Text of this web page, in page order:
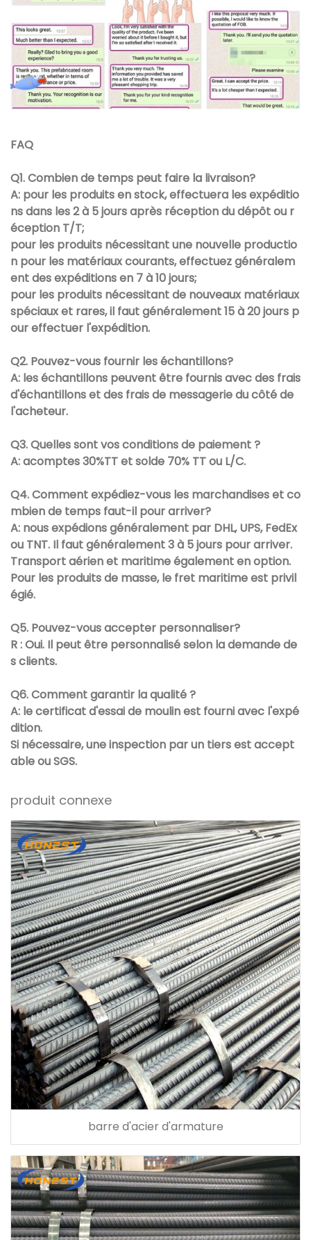
FAQ
Q1. Combien de temps peut faire la livraison?
A: pour les produits en stock, effectuera les expéditio
ns dans les 2 à 5 jours après réception du dépôt ou r
éception T/T;
pour les produits nécessitant une nouvelle productio
n pour les matériaux courants, effectuez généralem
ent des expéditions en 7 à 10 jours;
pour les produits nécessitant de nouveaux matériaux
spéciaux et rares, il faut généralement 15 à 20 jours p
our effectuer l'expédition.
Q2. Pouvez-vous fournir les échantillons?
A: les échantillons peuvent être fournis avec des frais
d'échantillons et des frais de messagerie du côté de
l'acheteur.
Q3. Quelles sont vos conditions de paiement ?
A: acomptes 30%TT et solde 70% TT ou L/C.
Q4. Comment expédiez-vous les marchandises et co
mbien de temps faut-il pour arriver?
A: nous expédions généralement par DHL, UPS, FedEx
ou TNT. Il faut généralement 3 à 5 jours pour arriver.
Transport aérien et maritime également en option.
Pour les produits de masse, le fret maritime est privil
égié.
Q5. Pouvez-vous accepter personnaliser?
R : Oui. Il peut être personnalisé selon la demande de
s clients.
Q6. Comment garantir la qualité ?
A: le certificat d'essai de moulin est fourni avec l'expé
dition.
Si nécessaire, une inspection par un tiers est accept
able ou SGS.
produit connexe
barre d'acier d'armature